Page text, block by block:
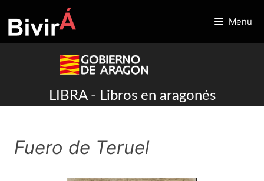
to
content
Menu
LIBRA - Libros en aragonés
Fuero de Teruel